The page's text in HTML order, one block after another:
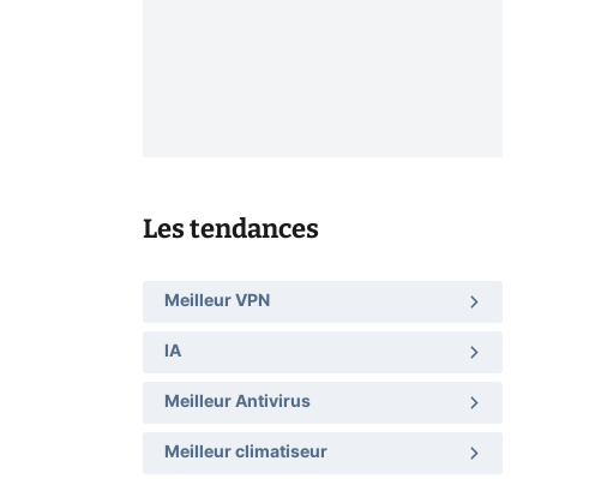
Les tendances
Meilleur VPN
IA
Meilleur Antivirus
Meilleur climatiseur